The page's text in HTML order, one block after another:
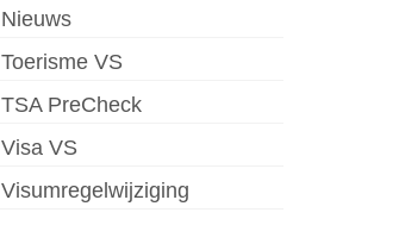
Nieuws
Toerisme VS
TSA PreCheck
Visa VS
Visumregelwijziging